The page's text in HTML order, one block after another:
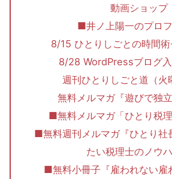
動画ショップ
■井ノ上陽一のプロ
8/15 ひとりしごとの時間
8/28 WordPressブログ
週刊ひとりしごと道（火
無料メルマガ『遊びで独立
■無料メルマガ「ひとり税
■無料週刊メルマガ『ひとり社
たい税理士のノウハ
■無料小冊子『雇われない雇